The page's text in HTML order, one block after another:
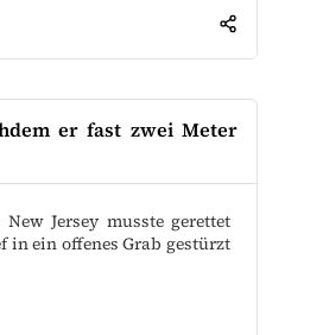
er fast zwei Meter
Jersey musste gerettet
in ein offenes Grab gestürzt